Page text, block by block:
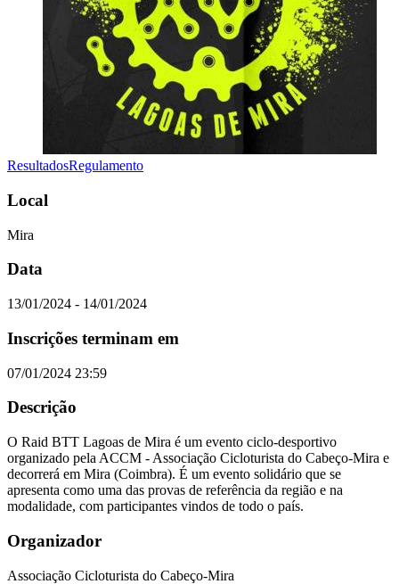
ResultadosRegulamento
Local
Mira
Data
13/01/2024 - 14/01/2024
Inscrições terminam em
07/01/2024 23:59
Descrição
O Raid BTT Lagoas de Mira é um evento ciclo-desportivo
organizado pela ACCM - Associação Cicloturista do Cabeço-Mira e
decorrerá em Mira (Coimbra). É um evento solidário que se
apresenta como uma das provas de referência da região e na
modalidade, com participantes vindos de todo o país.
Organizador
Associação Cicloturista do Cabeço-Mira